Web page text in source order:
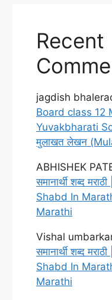
Recent
jagdish
Board class 12
Yuvakbharati
मुलाखत लेखन
ABHISHEK
समानार्थी शब्द
Shabd In
Marathi
Vishal
समानार्थी शब्द
Shabd In
Marathi